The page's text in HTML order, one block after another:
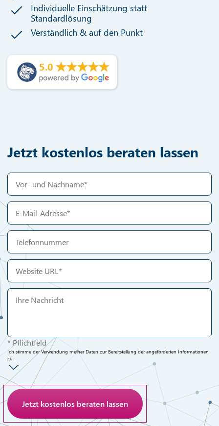
Individuelle Einschätzung statt
Standardlösung
Verständlich & auf den Punkt
5.0
Jetzt kostenlos beraten lassen
* Pflichtfeld
Ich stimme der Verwendung meiner Daten zur Bereitstellung der angeforderten Informationen
zu.